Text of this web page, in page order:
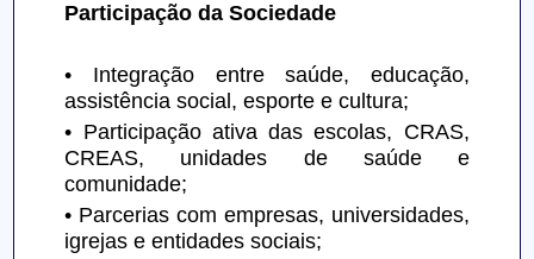
Participação da Sociedade
• Integração entre saúde, educação,
assistência social, esporte e cultura;
• Participação ativa das escolas, CRAS,
CREAS, unidades de saúde e
comunidade;
• Parcerias com empresas, universidades,
igrejas e entidades sociais;